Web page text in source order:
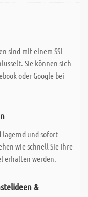
sind mit einem SSL -
Sie können sich
oder Google bei
lagernd und sofort
wie schnell Sie Ihre
erhalten werden.
&